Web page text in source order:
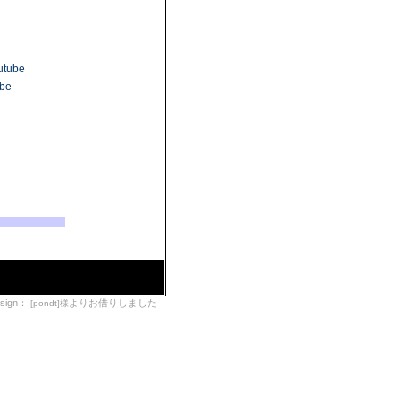
： [pondt]様 よりお借りしました